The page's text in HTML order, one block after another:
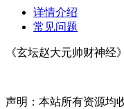
详情介绍
常见问题
《玄坛赵大元帅财神经》
声明：本站所有资源均